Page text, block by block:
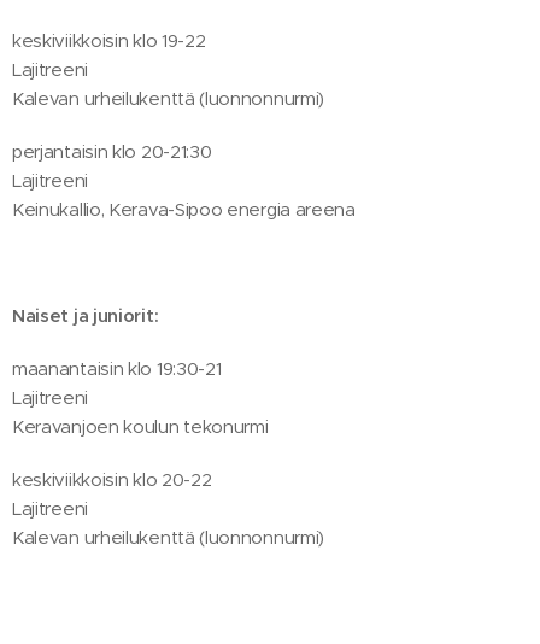
keskiviikkoisin klo 19-22
Lajitreeni
Kalevan urheilukenttä (luonnonnurmi)
perjantaisin klo 20-21:30
Lajitreeni
Keinukallio, Kerava-Sipoo energia areena
Naiset ja juniorit:
maanantaisin klo 19:30-21
Lajitreeni
Keravanjoen koulun tekonurmi
keskiviikkoisin klo 20-22
Lajitreeni
Kalevan urheilukenttä (luonnonnurmi)